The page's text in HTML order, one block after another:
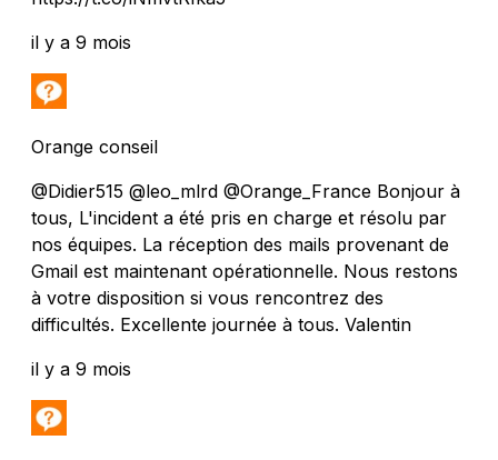
il y a 9 mois
Orange conseil
@Didier515 @leo_mlrd @Orange_France Bonjour à
tous, L'incident a été pris en charge et résolu par
nos équipes. La réception des mails provenant de
Gmail est maintenant opérationnelle. Nous restons
à votre disposition si vous rencontrez des
difficultés. Excellente journée à tous. Valentin
il y a 9 mois